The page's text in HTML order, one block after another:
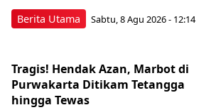
Berita Utama Sabtu, 8 Agu 2026 - 12:14
Tragis! Hendak Azan, Marbot di
Purwakarta Ditikam Tetangga
hingga Tewas